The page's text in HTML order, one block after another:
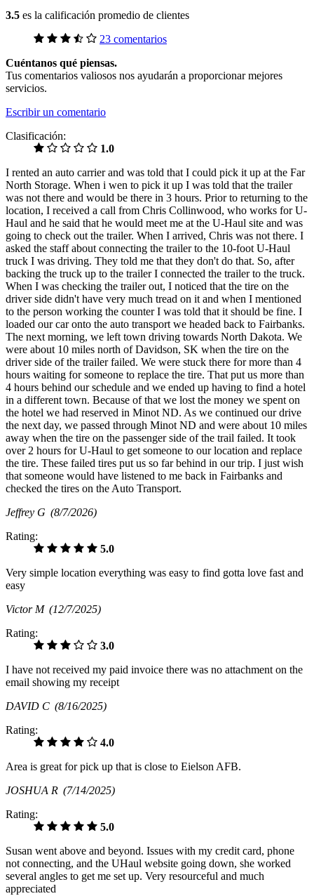
3.5 es la calificación promedio de clientes
23 comentarios
Cuéntanos qué piensas.
Tus comentarios valiosos nos ayudarán a proporcionar mejores
servicios.
Escribir un comentario
Clasificación:
1.0
I rented an auto carrier and was told that I could pick it up at the Far
North Storage. When i wen to pick it up I was told that the trailer
was not there and would be there in 3 hours. Prior to returning to the
location, I received a call from Chris Collinwood, who works for U-
Haul and he said that he would meet me at the U-Haul site and was
going to check out the trailer. When I arrived, Chris was not there. I
asked the staff about connecting the trailer to the 10-foot U-Haul
truck I was driving. They told me that they don't do that. So, after
backing the truck up to the trailer I connected the trailer to the truck.
When I was checking the trailer out, I noticed that the tire on the
driver side didn't have very much tread on it and when I mentioned
to the person working the counter I was told that it should be fine. I
loaded our car onto the auto transport we headed back to Fairbanks.
The next morning, we left town driving towards North Dakota. We
were about 10 miles north of Davidson, SK when the tire on the
driver side of the trailer failed. We were stuck there for more than 4
hours waiting for someone to replace the tire. That put us more than
4 hours behind our schedule and we ended up having to find a hotel
in a different town. Because of that we lost the money we spent on
the hotel we had reserved in Minot ND. As we continued our drive
the next day, we passed through Minot ND and were about 10 miles
away when the tire on the passenger side of the trail failed. It took
over 2 hours for U-Haul to get someone to our location and replace
the tire. These failed tires put us so far behind in our trip. I just wish
that someone would have listened to me back in Fairbanks and
checked the tires on the Auto Transport.
Jeffrey G (8/7/2026)
Rating:
5.0
Very simple location everything was easy to find gotta love fast and
easy
Victor M (12/7/2025)
Rating:
3.0
I have not received my paid invoice there was no attachment on the
email showing my receipt
DAVID C (8/16/2025)
Rating:
4.0
Area is great for pick up that is close to Eielson AFB.
JOSHUA R (7/14/2025)
Rating:
5.0
Susan went above and beyond. Issues with my credit card, phone
not connecting, and the UHaul website going down, she worked
several angles to get me set up. Very resourceful and much
appreciated